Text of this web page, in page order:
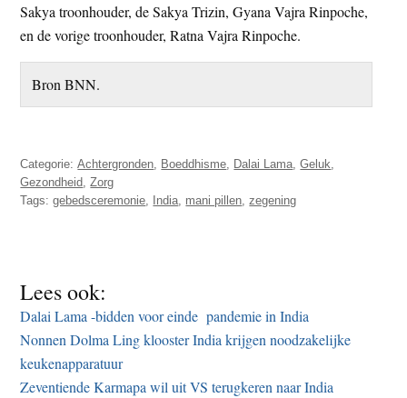
Sakya troonhouder, de Sakya Trizin, Gyana Vajra Rinpoche,
en de vorige troonhouder, Ratna Vajra Rinpoche.
Bron BNN.
Categorie:Achtergronden, Boeddhisme, Dalai Lama,Geluk,
Gezondheid,Zorg
Tags:gebedsceremonie, India, mani pillen,zegening
Lees ook:
Dalai Lama -bidden voor einde pandemie in India
Nonnen Dolma Ling klooster India krijgen noodzakelijke
keukenapparatuur
Zeventiende Karmapa wil uit VS terugkeren naar India